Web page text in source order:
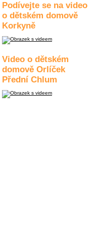
Podívejte se na video
o dětském domově
Korkyně
Video o dětském
domově Orlíček
Přední Chlum